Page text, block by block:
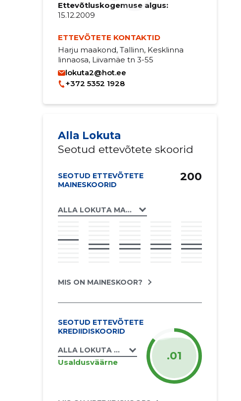
Ettevõtluskogemuse algus:
15.12.2009
ETTEVÕTETE KONTAKTID
Harju maakond, Tallinn, Kesklinna
linnaosa, Liivamäe tn 3-55
lokuta2@hot.ee
+372 5352 1928
Alla Lokuta
Seotud ettevõtete skoorid
SEOTUD ETTEVÕTETE
MAINESKOORID
ALLA LOKUTA MAAKRI 19/21 ILUSALONG FIE
200
MIS ON MAINESKOOR?
SEOTUD ETTEVÕTETE
KREDIIDISKOORID
ALLA LOKUTA MAAKRI 19/21 ILUSALONG FIE
Usaldusväärne .01